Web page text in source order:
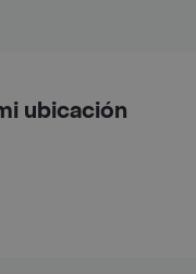
ubicación